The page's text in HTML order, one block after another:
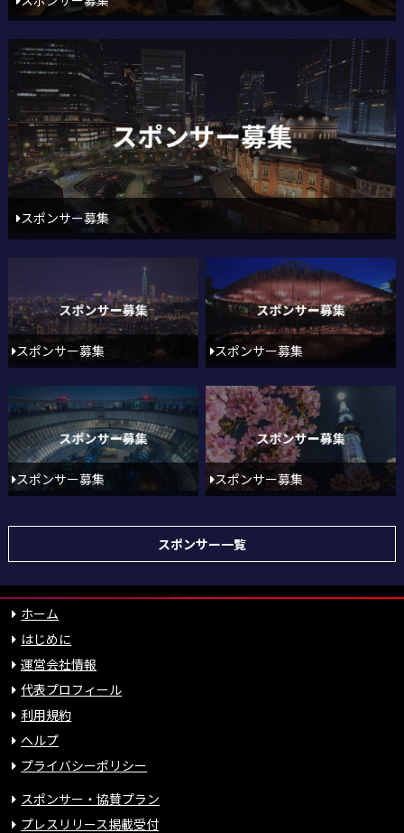
スポンサー募集
スポンサー募集 スポンサー募集
スポンサー募集 スポンサー募集
スポンサー一覧
ホーム
はじめに
運営会社情報
代表プロフィール
利用規約
ヘルプ
プライバシーポリシー
スポンサー・協賛プラン
プレスリリース掲載受付